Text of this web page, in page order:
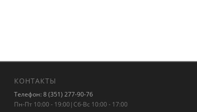
КОНТАКТЫ
Телефон: 8 (351) 277-90-76
Пн-Пт 10:00 - 19:00|Сб-Вс 10:00 - 17:00